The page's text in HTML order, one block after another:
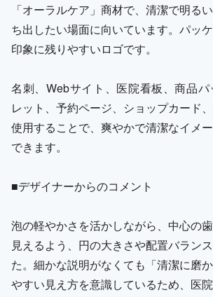
「オーラルケア」商材で、清潔で明る
ち出したい場面に向いています。パッ
印象に残りやすいロゴです。
名刺、Webサイト、医院看板、商品
レット、予約ページ、ショップカード
使用することで、爽やかで清潔なイメ
できます。
■デザイナーからのコメント
泡の軽やかさを活かしながら、中心の
見えるよう、円の大きさや配置バラン
た。細かな説明がなくても「清潔に磨
やすい見え方を意識しているため、医